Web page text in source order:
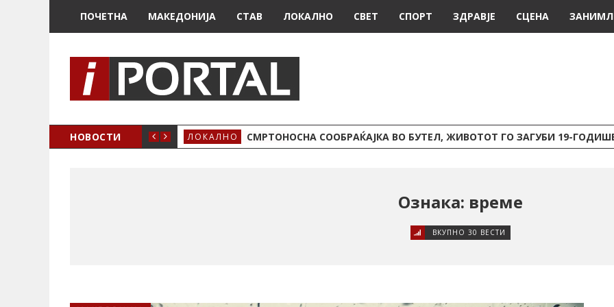
ПОЧЕТНА МАКЕДОНИЈА СТАВ ЛОКАЛНО СВЕТ СПОРТ ЗДРАВЈЕ СЦЕНА
НОВОСТИ ЛОКАЛНО СМРТОНОСНА СООБРАЌАЈКА ВО БУТЕЛ, ЖИВОТОТ ГО ЗАГУБИ 19-
Ознака: време
ВКУПНО 30 ВЕСТИ